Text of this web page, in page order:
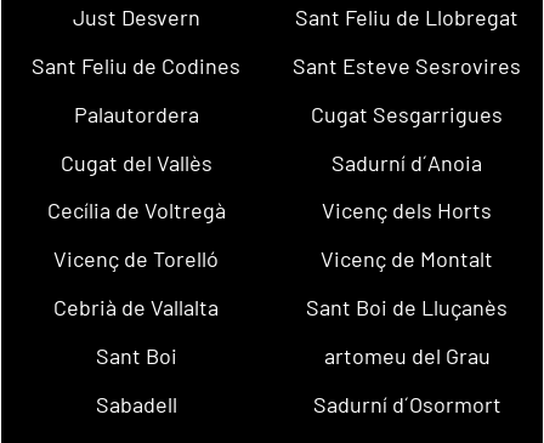
Just Desvern
Sant Feliu de Llobregat
Sant Feliu de Codines
Sant Esteve Sesrovires
Palautordera
Cugat Sesgarrigues
Cugat del Vallès
Sadurní d´Anoia
Cecília de Voltregà
Vicenç dels Horts
Vicenç de Torelló
Vicenç de Montalt
Cebrià de Vallalta
Sant Boi de Lluçanès
Sant Boi
artomeu del Grau
Sabadell
Sadurní d´Osormort